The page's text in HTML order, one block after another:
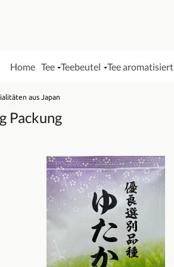
Home Tee Teebeutel Tee aromatisiert
aus Japan
Packung